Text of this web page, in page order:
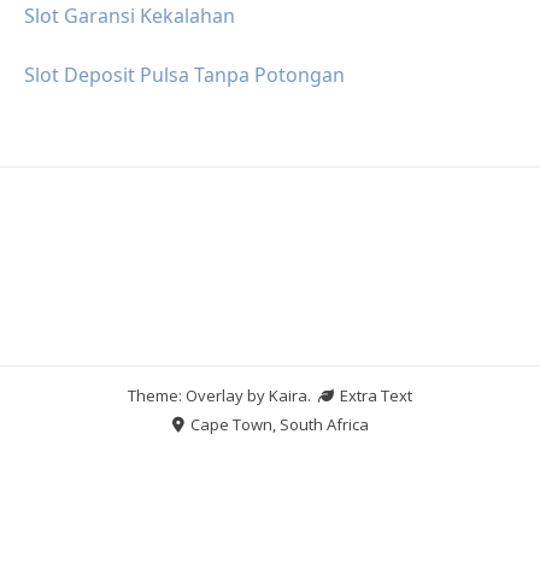
Slot Garansi Kekalahan
Slot Deposit Pulsa Tanpa Potongan
Theme: Overlay byKaira.
Extra Text
Cape Town, South Africa